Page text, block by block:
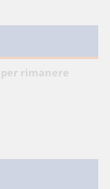
rimanere